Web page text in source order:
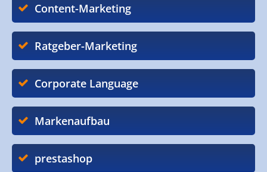
Content-Marketing
Ratgeber-Marketing
Corporate Language
Markenaufbau
prestashop